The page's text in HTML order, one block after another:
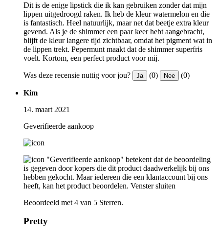
Dit is de enige lipstick die ik kan gebruiken zonder dat mijn
lippen uitgedroogd raken. Ik heb de kleur watermelon en die
is fantastisch. Heel natuurlijk, maar net dat beetje extra kleur
gevend. Als je de shimmer een paar keer hebt aangebracht,
blijft de kleur langere tijd zichtbaar, omdat het pigment wat in
de lippen trekt. Pepermunt maakt dat de shimmer superfris
voelt. Kortom, een perfect product voor mij.
Was deze recensie nuttig voor jou? Ja (0) Nee (0)
Kim
14. maart 2021
Geverifieerde aankoop
"Geverifieerde aankoop" betekent dat de beoordeling
is gegeven door kopers die dit product daadwerkelijk bij ons
hebben gekocht. Maar iedereen die een klantaccount bij ons
heeft, kan het product beoordelen. Venster sluiten
Beoordeeld met 4 van 5 Sterren.
Pretty